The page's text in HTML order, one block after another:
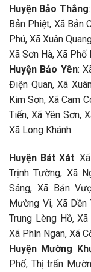
Huyện Bảo Thắng
Bản Phiệt, Xã Bản
Phú, Xã Xuân
Xã Sơn Hà, Xã Phố
Huyện Bảo Yên:
Điện Quan, Xã
Kim Sơn, Xã Cam
Tiến, Xã Yên Sơn,
Xã Long Khánh.
Huyện Bát Xát:
Trịnh Tường, Xã
Sáng, Xã Bản
Mường Vi, Xã Dền
Trung Lèng Hồ,
Xã Phìn Ngan, Xã
Huyện Mường
Phố, Thị trấn